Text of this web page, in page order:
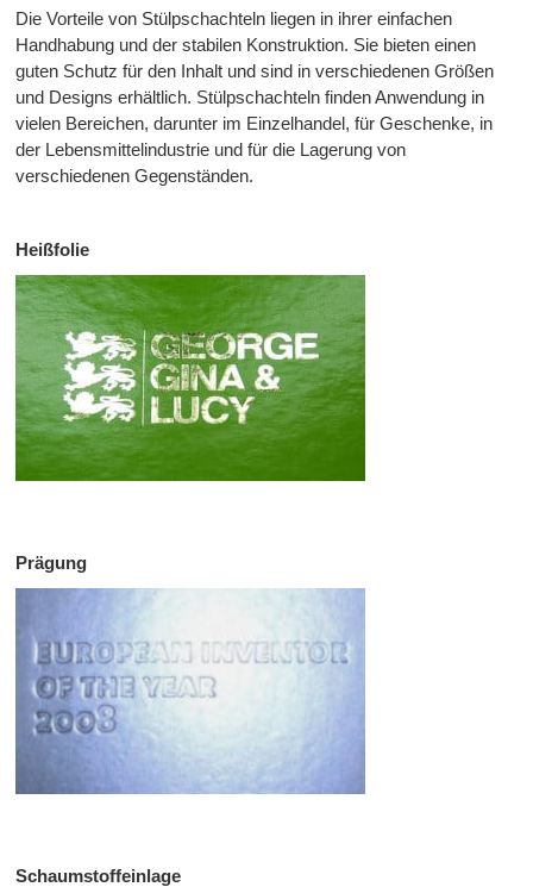
Die Vorteile von Stülpschachteln liegen in ihrer einfachen
Handhabung und der stabilen Konstruktion. Sie bieten einen
guten Schutz für den Inhalt und sind in verschiedenen Größen
und Designs erhältlich. Stülpschachteln finden Anwendung in
vielen Bereichen, darunter im Einzelhandel, für Geschenke, in
der Lebensmittelindustrie und für die Lagerung von
verschiedenen Gegenständen.
Heißfolie
Prägung
Schaumstoffeinlage